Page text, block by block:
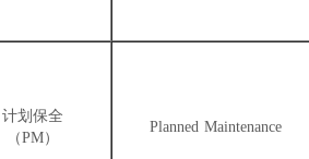
计划保全
（PM）
Planned Maintenance